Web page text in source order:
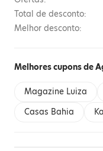
Total de desconto:
Melhor desconto:
Melhores cupons de
Magazine Luiza
Casas Bahia